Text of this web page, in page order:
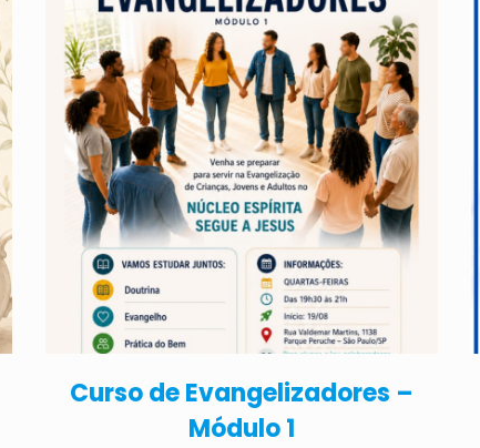
Curso de Evangelizadores –
Módulo 1